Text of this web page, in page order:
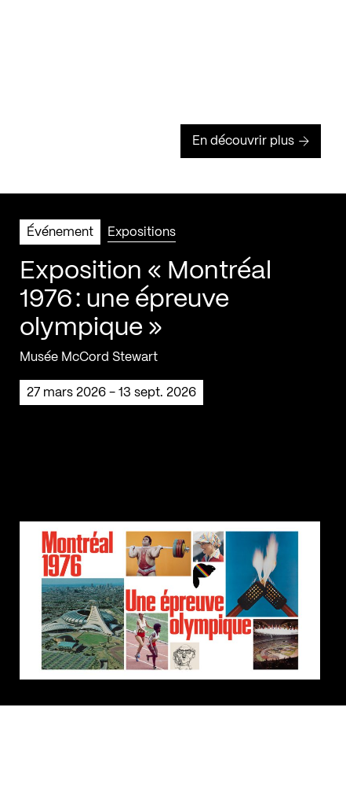
En découvrir plus
Événement Expositions
Exposition « Montréal
1976 : une épreuve
olympique »
Musée McCord Stewart
27 mars 2026 - 13 sept. 2026